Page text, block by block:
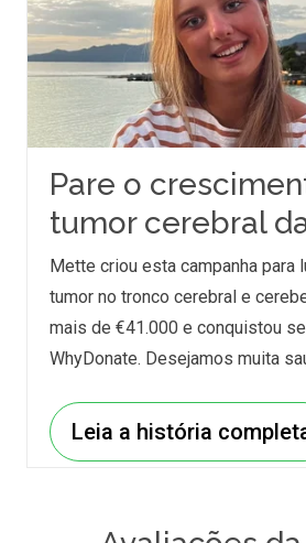
Pare o
tumor cerebral
Mette criou esta campanha para
tumor no tronco cerebral e
mais de €41.000 e conquistou
WhyDonate. Desejamos muita
Leia a história